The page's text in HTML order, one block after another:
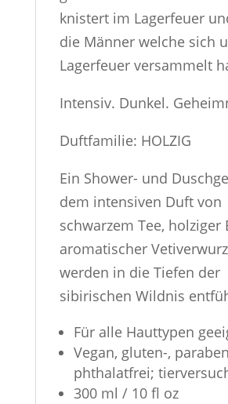
knistert im Lagerfeuer
die Männer welche sich
Lagerfeuer versammelt
Intensiv. Dunkel.
Duftfamilie: HOLZIG
Ein Shower- und
dem intensiven Duft von
schwarzem Tee, holziger
aromatischer
werden in die Tiefen der
sibirischen Wildnis
Für alle Hauttypen
Vegan, gluten-,
phthalatfrei;
300 ml / 10 fl oz